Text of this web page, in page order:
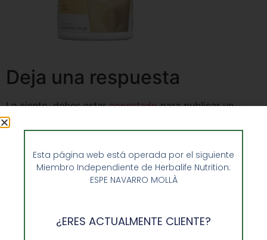
Deja una respuesta
Lo siento, debes estarconectadopara publicar un
comentario.
Esta página web está operada por el siguiente
Miembro Independiente de Herbalife Nutrition:
ESPE NAVARRO MOLLÀ
¿ERES ACTUALMENTE CLIENTE?